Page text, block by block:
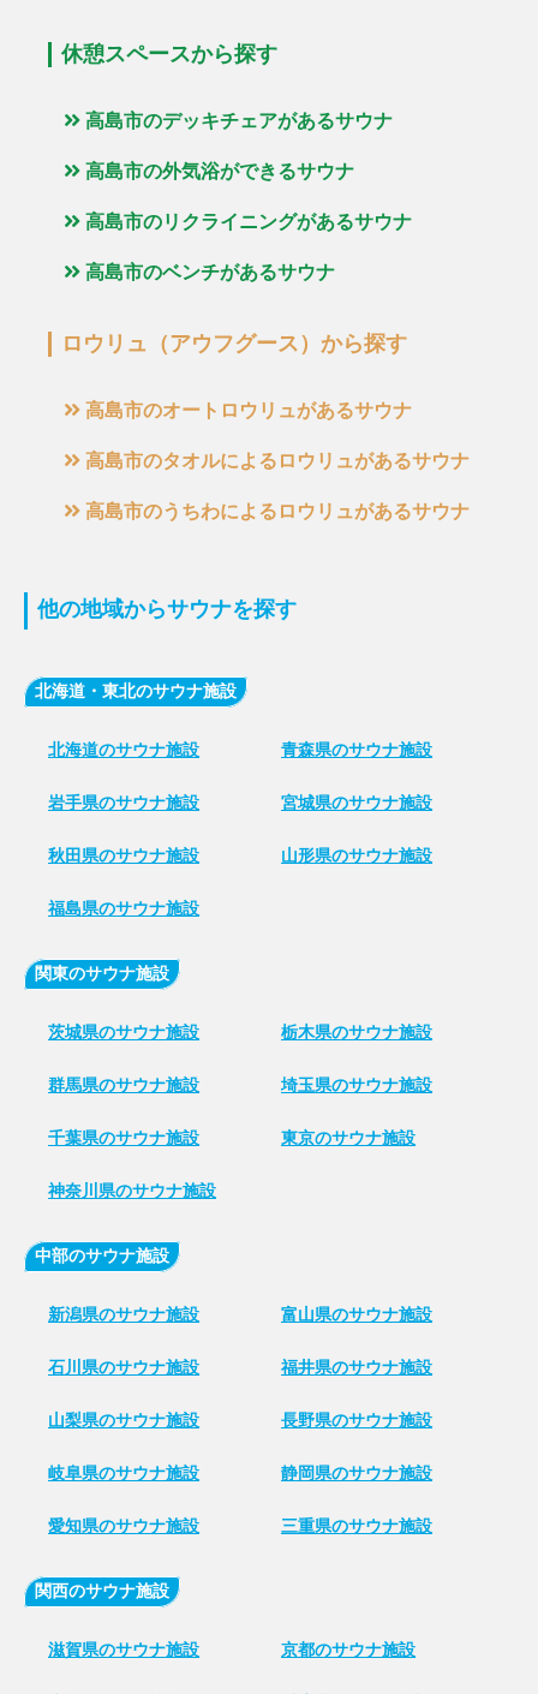
休憩スペースから探す
高島市のデッキチェアがあるサウナ
高島市の外気浴ができるサウナ
高島市のリクライニングがあるサウナ
高島市のベンチがあるサウナ
ロウリュ（アウフグース）から探す
高島市のオートロウリュがあるサウナ
高島市のタオルによるロウリュがあるサウナ
高島市のうちわによるロウリュがあるサウナ
他の地域からサウナを探す
北海道・東北のサウナ施設
北海道のサウナ施設 青森県のサウナ施設
岩手県のサウナ施設 宮城県のサウナ施設
秋田県のサウナ施設 山形県のサウナ施設
福島県のサウナ施設
関東のサウナ施設
茨城県のサウナ施設 栃木県のサウナ施設
群馬県のサウナ施設 埼玉県のサウナ施設
千葉県のサウナ施設 東京のサウナ施設
神奈川県のサウナ施設
中部のサウナ施設
新潟県のサウナ施設 富山県のサウナ施設
石川県のサウナ施設 福井県のサウナ施設
山梨県のサウナ施設 長野県のサウナ施設
岐阜県のサウナ施設 静岡県のサウナ施設
愛知県のサウナ施設 三重県のサウナ施設
関西のサウナ施設
滋賀県のサウナ施設 京都のサウナ施設